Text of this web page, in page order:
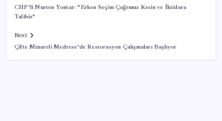
CHP’li Nurten Yontar: “Erken Seçim Çağrımız Kesin ve İktidara
Talibiz”
Next
Çifte Minareli Medrese’de Restorasyon Çalışmaları Başlıyor